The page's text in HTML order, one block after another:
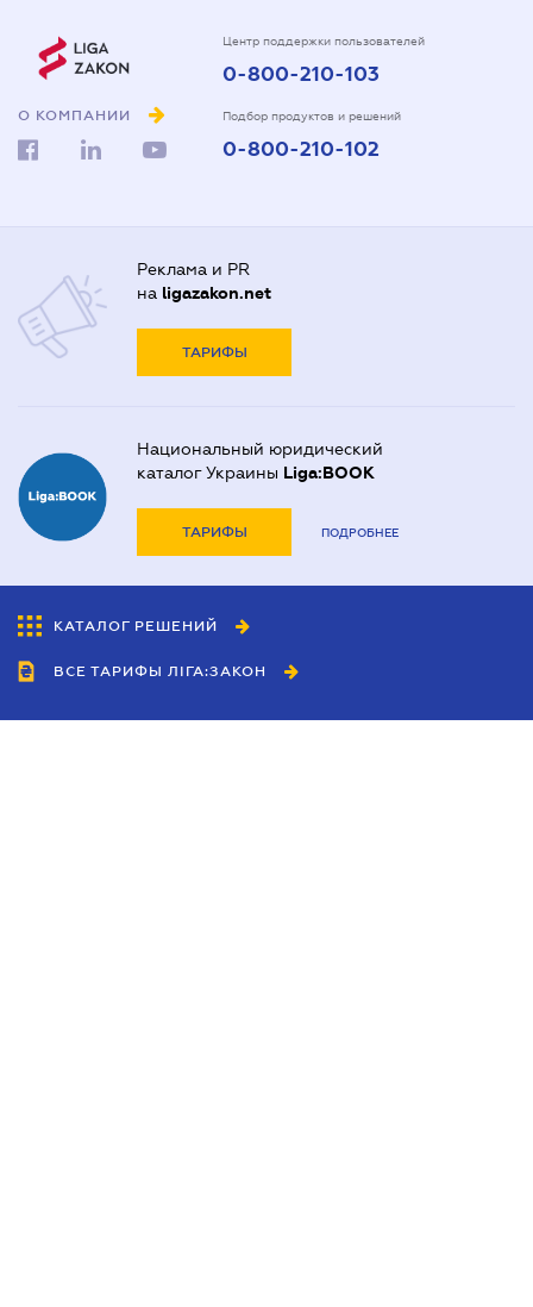
О КОМПАНИИ
Центр поддержки пользователей
0-800-210-103
Подбор продуктов и решений
0-800-210-102
Реклама и PR
на ligazakon.net
ТАРИФЫ
Национальный юридический
каталог Украины Liga:BOOK
ТАРИФЫ ПОДРОБНЕЕ
КАТАЛОГ РЕШЕНИЙ
ВСЕ ТАРИФЫ ЛІГА:ЗАКОН